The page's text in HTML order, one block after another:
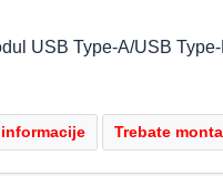
USB Type-A/USB